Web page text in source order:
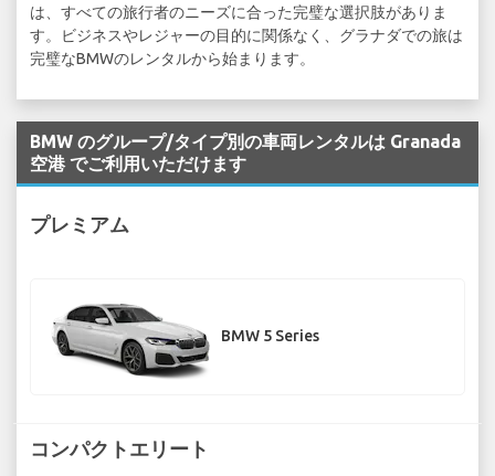
は、すべての旅行者のニーズに合った完璧な選択肢がありま
す。ビジネスやレジャーの目的に関係なく、グラナダでの旅は
完璧なBMWのレンタルから始まります。
BMW のグループ/タイプ別の車両レンタルは Granada
空港 でご利用いただけます
プレミアム
BMW 5 Series
コンパクトエリート